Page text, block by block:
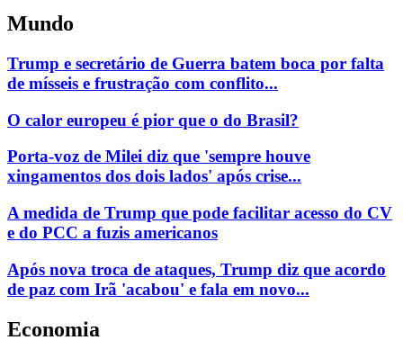
Mundo
Trump e secretário de Guerra batem boca por falta
de mísseis e frustração com conflito...
O calor europeu é pior que o do Brasil?
Porta-voz de Milei diz que 'sempre houve
xingamentos dos dois lados' após crise...
A medida de Trump que pode facilitar acesso do CV
e do PCC a fuzis americanos
Após nova troca de ataques, Trump diz que acordo
de paz com Irã 'acabou' e fala em novo...
Economia